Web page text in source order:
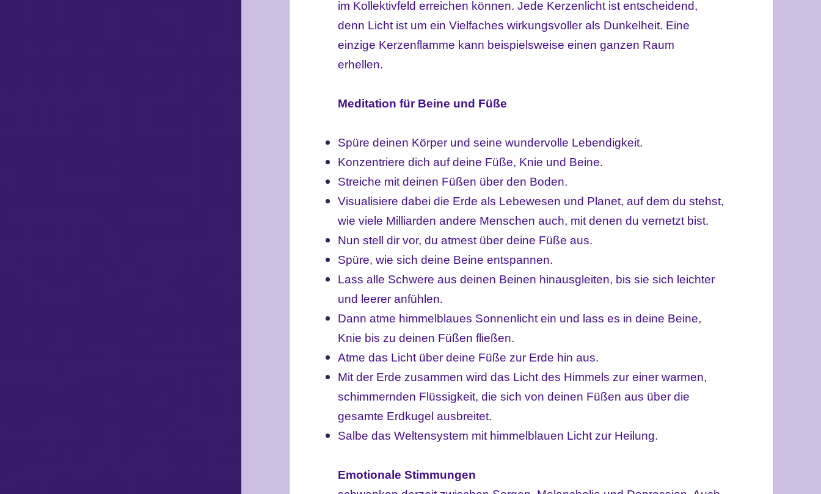
im Kollektivfeld erreichen können. Jede Kerzenlicht ist entscheidend,
denn Licht ist um ein Vielfaches wirkungsvoller als Dunkelheit. Eine
einzige Kerzenflamme kann beispielsweise einen ganzen Raum
erhellen.
Meditation für Beine und Füße
Spüre deinen Körper und seine wundervolle Lebendigkeit.
Konzentriere dich auf deine Füße, Knie und Beine.
Streiche mit deinen Füßen über den Boden.
Visualisiere dabei die Erde als Lebewesen und Planet, auf dem du stehst,
wie viele Milliarden andere Menschen auch, mit denen du vernetzt bist.
Nun stell dir vor, du atmest über deine Füße aus.
Spüre, wie sich deine Beine entspannen.
Lass alle Schwere aus deinen Beinen hinausgleiten, bis sie sich leichter
und leerer anfühlen.
Dann atme himmelblaues Sonnenlicht ein und lass es in deine Beine,
Knie bis zu deinen Füßenfließen.
Atme das Licht über deine Füße zur Erde hin aus.
Mit der Erde zusammen wird das Licht des Himmels zur einer warmen,
schimmernden Flüssigkeit, die sich von deinen Füßen aus über die
gesamte Erdkugel ausbreitet.
Salbe das Weltensystem mit himmelblauen Licht zur Heilung.
Emotionale Stimmungen